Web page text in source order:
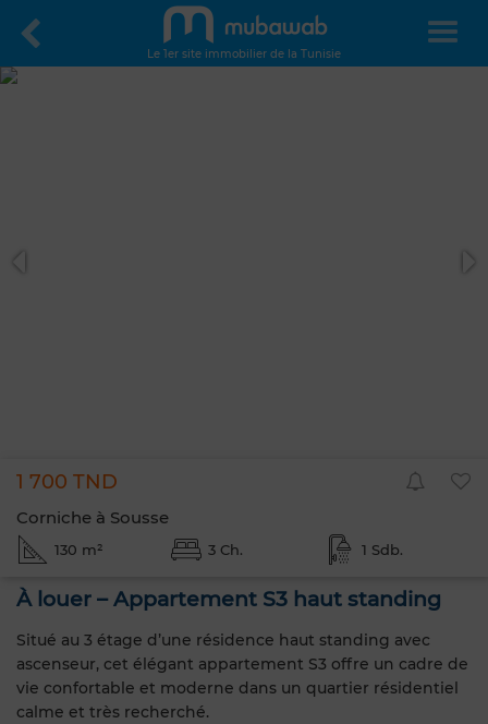
Le 1er site immobilier de la Tunisie
1 700 TND
Corniche à Sousse
130 m² 3 Ch. 1 Sdb.
À louer – Appartement S3 haut standing
Situé au 3 étage d’une résidence haut standing avec
ascenseur, cet élégant appartement S3 offre un cadre de
vie confortable et moderne dans un quartier résidentiel
calme et très recherché.